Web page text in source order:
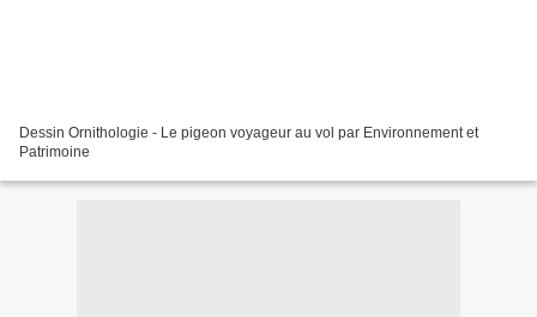
Dessin Ornithologie - Le pigeon voyageur au vol par Environnement et
Patrimoine